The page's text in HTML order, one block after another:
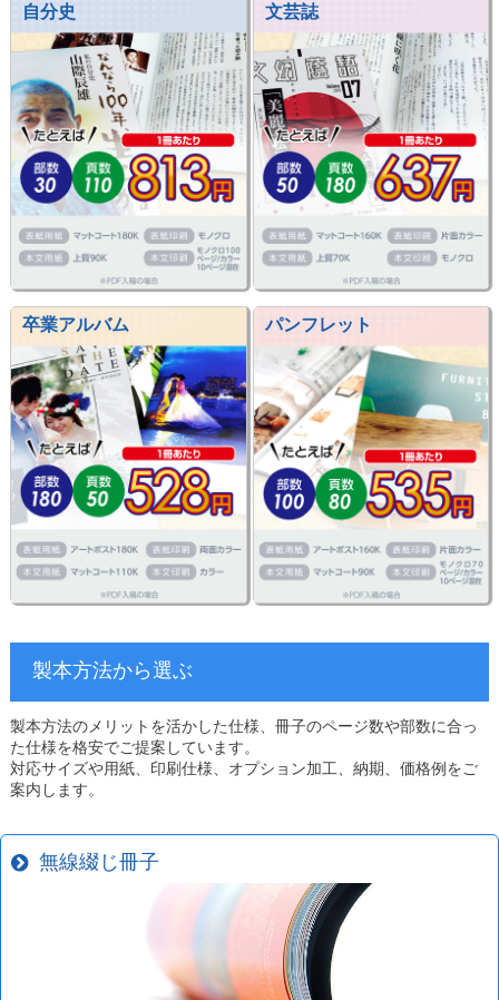
自分史 文芸誌
卒業アルバム パンフレット
製本方法から選ぶ
製本方法のメリットを活かした仕様、冊子のページ数や部数に合っ
た仕様を格安でご提案しています。
対応サイズや用紙、印刷仕様、オプション加工、納期、価格例をご
案内します。
無線綴じ冊子